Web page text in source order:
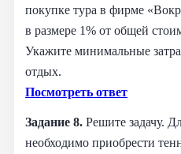
покупке тура в фирме
в размере 1% от общей
Укажите минимальные
отдых.
Посмотреть ответ
Задание 8. Решите задачу.
необходимо приобрести